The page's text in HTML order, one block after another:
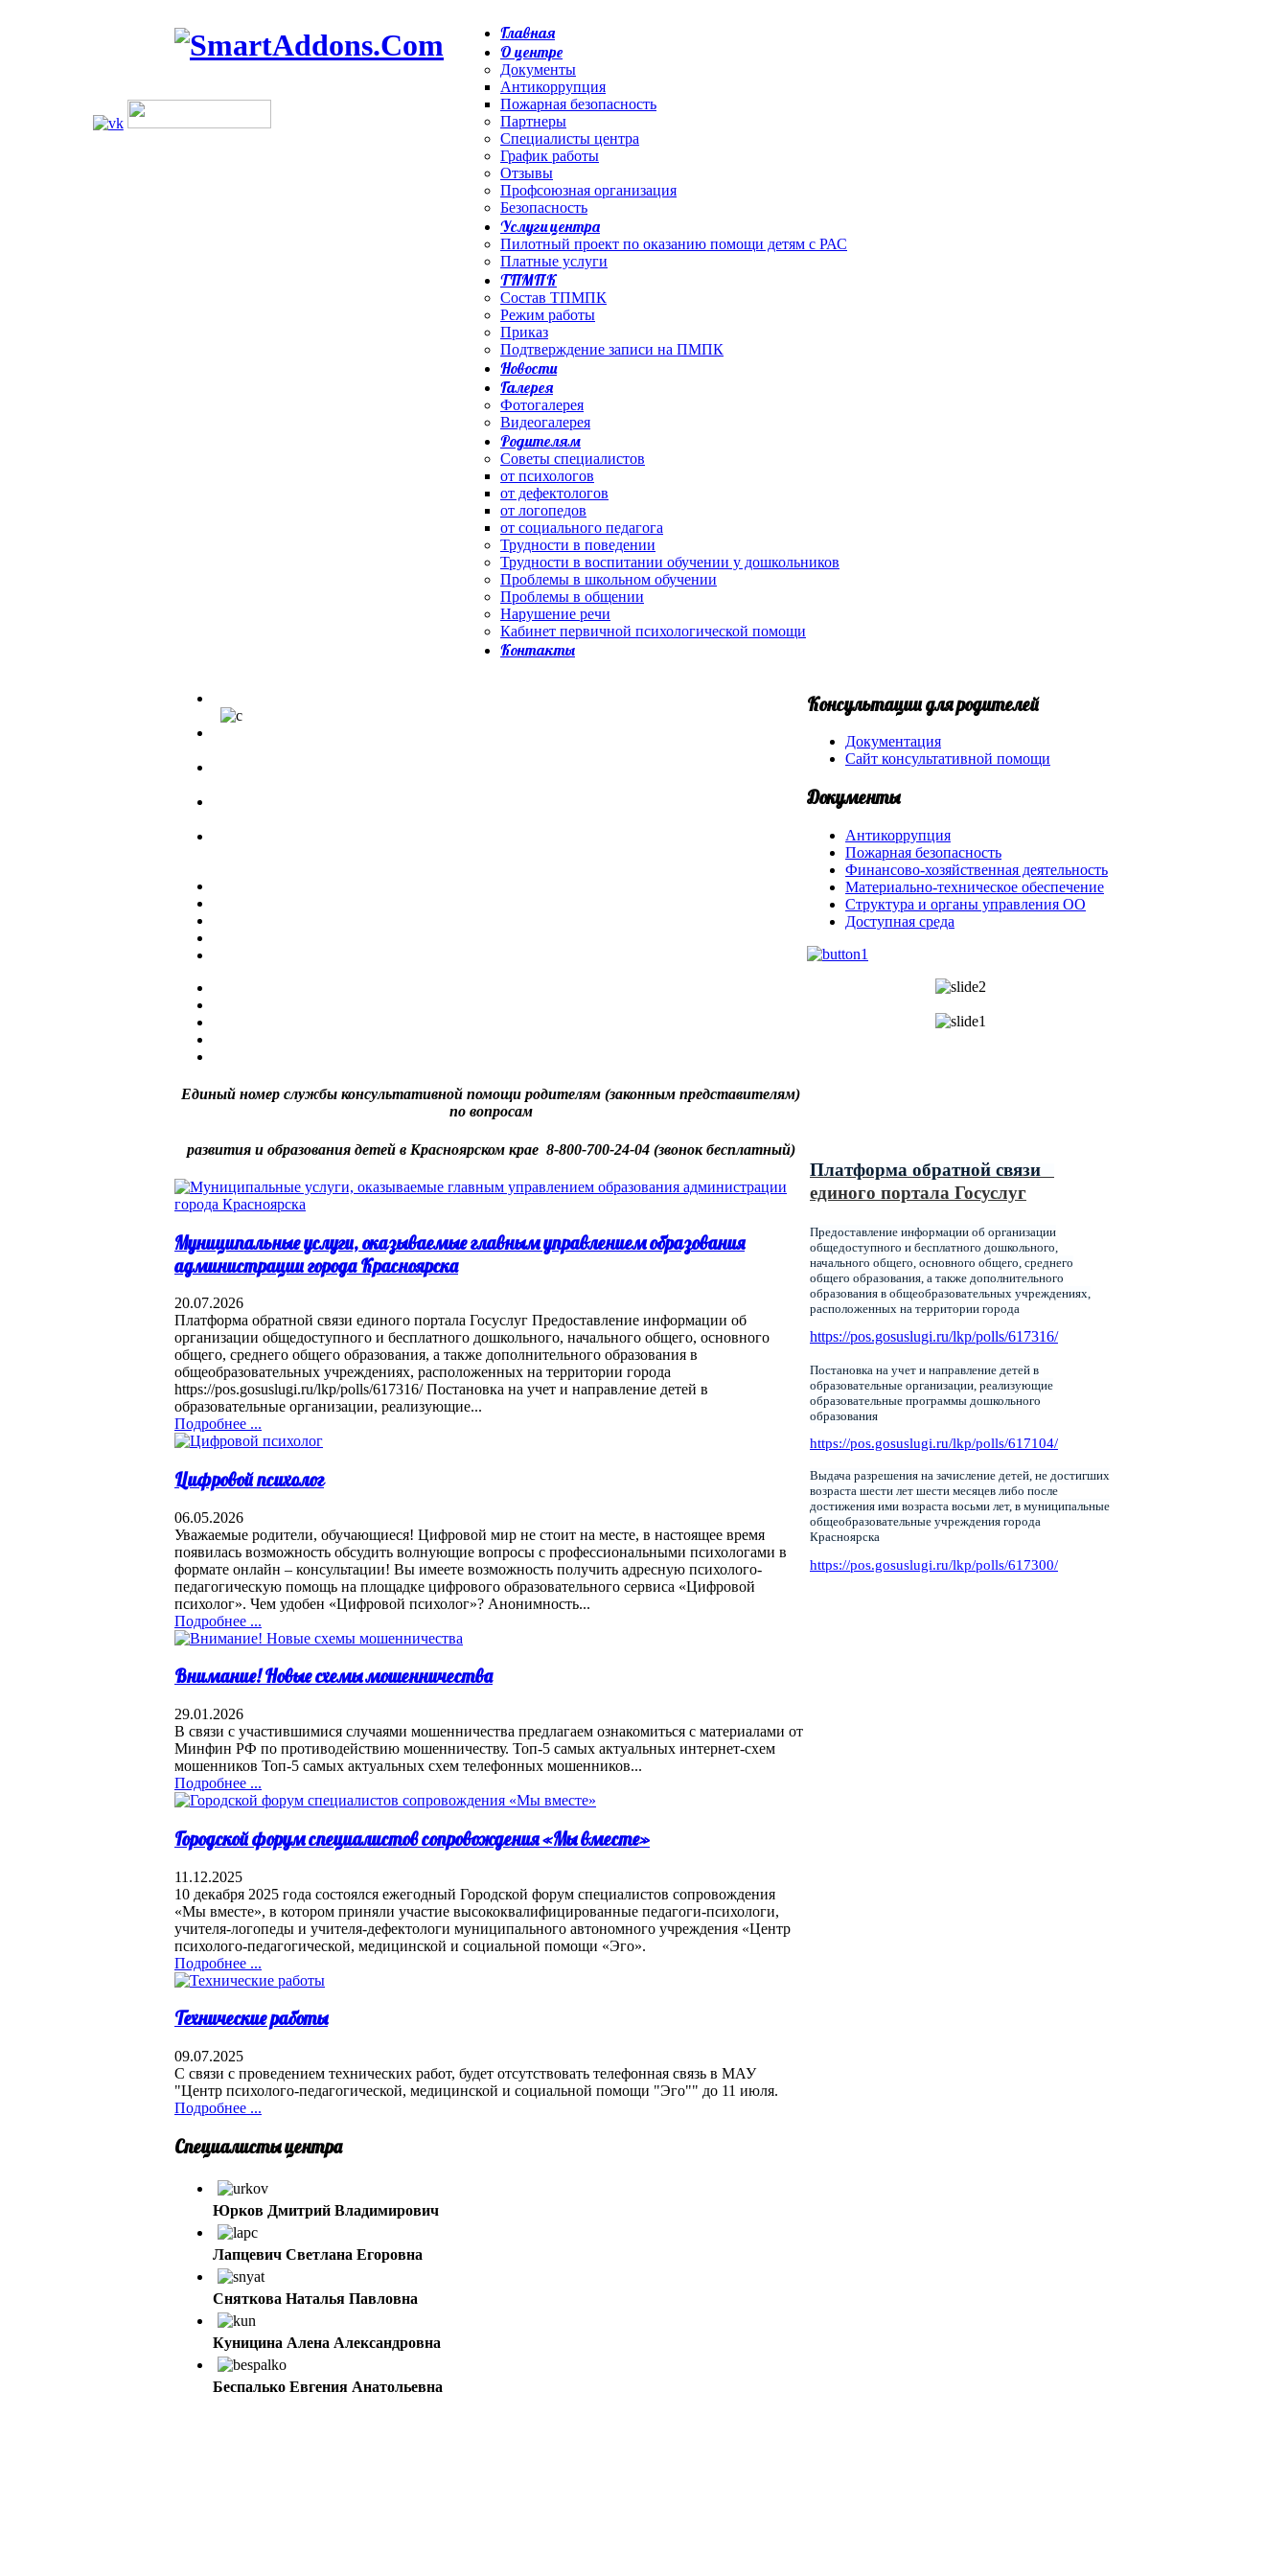
Главная
О центре
Документы
Антикоррупция
Пожарная безопасность
Партнеры
Специалисты центра
График работы
Отзывы
Профсоюзная организация
Безопасность
Услуги центра
Пилотный проект по оказанию помощи детям с РАС
Платные услуги
ТПМПК
Состав ТПМПК
Режим работы
Приказ
Подтверждение записи на ПМПК
Новости
Галерея
Фотогалерея
Видеогалерея
Родителям
Советы специалистов
от психологов
от дефектологов
от логопедов
от социального педагога
Трудности в поведении
Трудности в воспитании обучении у дошкольников
Проблемы в школьном обучении
Проблемы в общении
Нарушение речи
Кабинет первичной психологической помощи
Контакты
Единый номер службы консультативной помощи родителям (законным представителям)
по вопросам
развития и образования детей в Красноярском крае 8-800-700-24-04 (звонок бесплатный)
Муниципальные услуги, оказываемые главным управлением образования
администрации города Красноярска
20.07.2026
Платформа обратной связи единого портала Госуслуг Предоставление информации об
организации общедоступного и бесплатного дошкольного, начального общего, основного
общего, среднего общего образования, а также дополнительного образования в
общеобразовательных учреждениях, расположенных на территории города
https://pos.gosuslugi.ru/lkp/polls/617316/ Постановка на учет и направление детей в
образовательные организации, реализующие...
Подробнее ...
Цифровой психолог
06.05.2026
Уважаемые родители, обучающиеся! Цифровой мир не стоит на месте, в настоящее время
появилась возможность обсудить волнующие вопросы с профессиональными психологами в
формате онлайн – консультации! Вы имеете возможность получить адресную психолого-
педагогическую помощь на площадке цифрового образовательного сервиса «Цифровой
психолог». Чем удобен «Цифровой психолог»? Анонимность...
Подробнее ...
Внимание! Новые схемы мошенничества
29.01.2026
В связи с участившимися случаями мошенничества предлагаем ознакомиться с материалами от
Минфин РФ по противодействию мошенничеству. Топ-5 самых актуальных интернет-схем
мошенников Топ-5 самых актуальных схем телефонных мошенников...
Подробнее ...
Городской форум специалистов сопровождения «Мы вместе»
11.12.2025
10 декабря 2025 года состоялся ежегодный Городской форум специалистов сопровождения
«Мы вместе», в котором приняли участие высококвалифицированные педагоги-психологи,
учителя-логопеды и учителя-дефектологи муниципального автономного учреждения «Центр
психолого-педагогической, медицинской и социальной помощи «Эго».
Подробнее ...
Технические работы
09.07.2025
С связи с проведением технических работ, будет отсутствовать телефонная связь в МАУ
"Центр психолого-педагогической, медицинской и социальной помощи "Эго"" до 11 июля.
Подробнее ...
Специалисты центра
Юрков Дмитрий Владимирович
Лапцевич Светлана Егоровна
Сняткова Наталья Павловна
Куницина Алена Александровна
Беспалько Евгения Анатольевна
Консультации для родителей
Документация
Сайт консультативной помощи
Документы
Антикоррупция
Пожарная безопасность
Финансово-хозяйственная деятельность
Материально-техническое обеспечение
Структура и органы управления ОО
Доступная среда
Платформа обратной связи
единого портала Госуслуг
Предоставление информации об организации
общедоступного и бесплатного дошкольного,
начального общего, основного общего, среднего
общего образования, а также дополнительного
образования в общеобразовательных учреждениях,
расположенных на территории города
https://pos.gosuslugi.ru/lkp/polls/617316/
Постановка на учет и направление детей в
образовательные организации, реализующие
образовательные программы дошкольного
образования
https://pos.gosuslugi.ru/lkp/polls/617104/
Выдача разрешения на зачисление детей, не достигших
возраста шести лет шести месяцев либо после
достижения ими возраста восьми лет, в муниципальные
общеобразовательные учреждения города
Красноярска
https://pos.gosuslugi.ru/lkp/polls/617300/